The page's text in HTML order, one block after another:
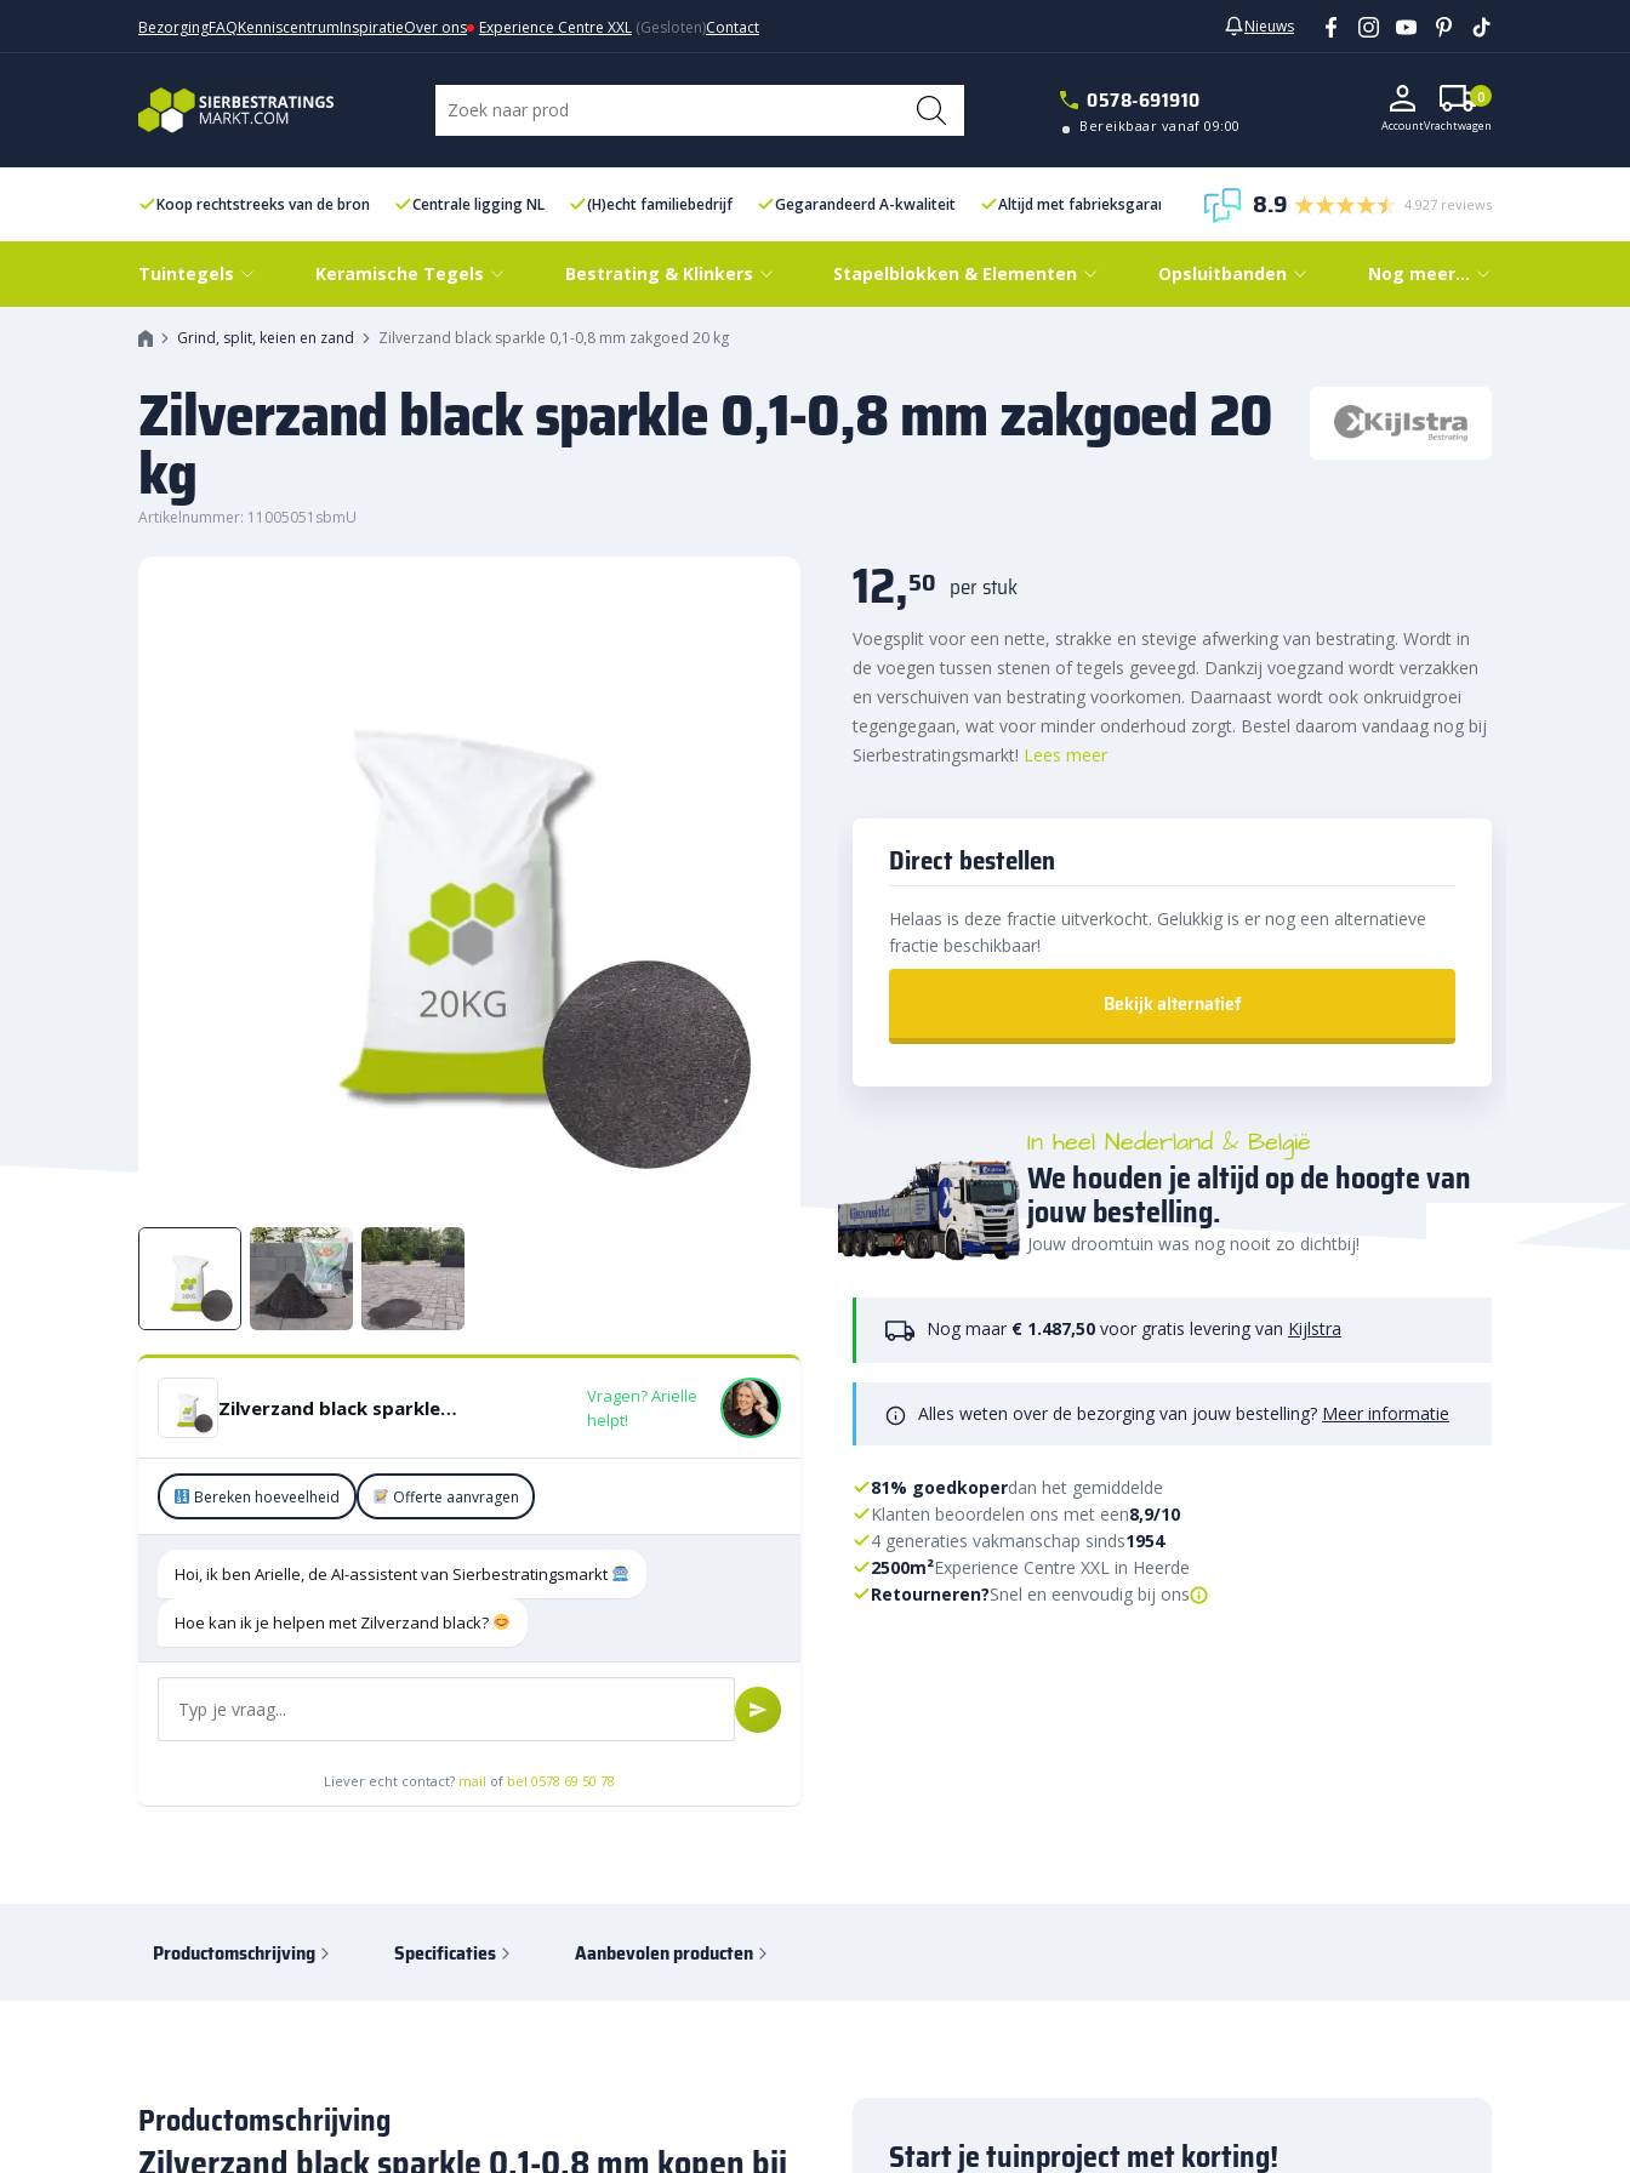
BezorgingFAQKenniscentrumInspiratieOver ons Experience Centre XXL Contact Nieuws
0578-691910
Bereikbaar vanaf 09:00 AccountVrachtwagen
0
Koop rechtstreeks van de bron Centrale ligging NL (H)echt familiebedrijf Gegarandeerd A-kwaliteit Altijd met fabrieksgarantie 8.9 4.927 reviews
Tuintegels Keramische Tegels Bestrating & Klinkers Stapelblokken & Elementen Opsluitbanden Nog meer…
Grind, split, keien en zand Zilverzand black sparkle 0,1-0,8 mm zakgoed 20 kg
Zilverzand black sparkle 0,1-0,8 mm zakgoed 20
kg
Artikelnummer: 11005051sbmU
Zilverzand black sparkle 0,1-0,8 mm zakgoed 20 kg
Vragen? Arielle
helpt!
Bereken hoeveelheid Offerte aanvragen
Hoi, ik ben Arielle, de AI-assistent van Sierbestratingsmarkt
Hoe kan ik je helpen met Zilverzand black?
Liever echt contact? mail of bel 0578 69 50 78
12,50 per stuk
Voegsplit voor een nette, strakke en stevige afwerking van bestrating. Wordt in
de voegen tussen stenen of tegels geveegd. Dankzij voegzand wordt verzakken
en verschuiven van bestrating voorkomen. Daarnaast wordt ook onkruidgroei
tegengegaan, wat voor minder onderhoud zorgt. Bestel daarom vandaag nog bij
Sierbestratingsmarkt! Lees meer
Direct bestellen
Helaas is deze fractie uitverkocht. Gelukkig is er nog een alternatieve
fractie beschikbaar!
Bekijk alternatief
In heel Nederland & België
We houden je altijd op de hoogte van
jouw bestelling.
Jouw droomtuin was nog nooit zo dichtbij!
Nog maar € 1.487,50 voor gratis levering van Kijlstra
Alles weten over de bezorging van jouw bestelling? Meer informatie
81% goedkoperdan het gemiddelde
Klanten beoordelen ons met een8,9/10
4 generaties vakmanschap sinds1954
2500m²Experience Centre XXL in Heerde
Retourneren?Snel en eenvoudig bij ons
Productomschrijving Specificaties Aanbevolen producten
Productomschrijving
Start je tuinproject met korting!